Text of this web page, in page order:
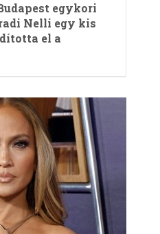
egykori
Nelli egy kis
el a